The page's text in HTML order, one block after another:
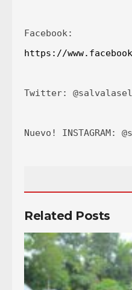
https://
Twitter:
Nuevo! INSTAGRAM:
Related Posts